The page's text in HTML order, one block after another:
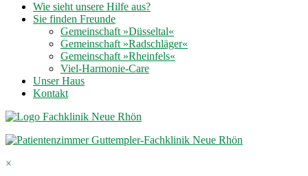
Wie sieht unsere Hilfe aus?
Sie finden Freunde
Gemeinschaft »Düsseltal«
Gemeinschaft »Radschläger«
Gemeinschaft »Rheinfels«
Viel-Harmonie-Care
Unser Haus
Kontakt
×